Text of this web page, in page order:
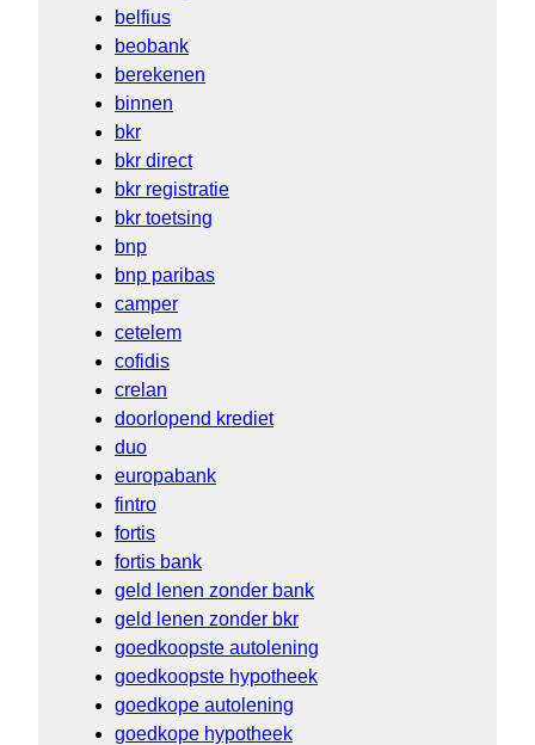
belfius
beobank
berekenen
binnen
bkr
bkr direct
bkr registratie
bkr toetsing
bnp
bnp paribas
camper
cetelem
cofidis
crelan
doorlopend krediet
duo
europabank
fintro
fortis
fortis bank
geld lenen zonder bank
geld lenen zonder bkr
goedkoopste autolening
goedkoopste hypotheek
goedkope autolening
goedkope hypotheek